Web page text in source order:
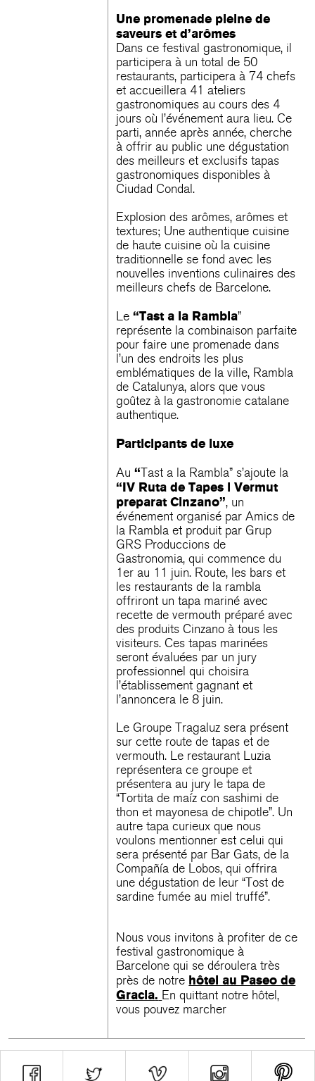
Une promenade pleine de
saveurs et d’arômes
Dans ce festival gastronomique, il
participera à un total de 50
restaurants, participera à 74 chefs
et accueillera 41 ateliers
gastronomiques au cours des 4
jours où l’événement aura lieu. Ce
parti, année après année, cherche
à offrir au public une dégustation
des meilleurs et exclusifs tapas
gastronomiques disponibles à
Ciudad Condal.
Explosion des arômes, arômes et
textures; Une authentique cuisine
de haute cuisine où la cuisine
traditionnelle se fond avec les
nouvelles inventions culinaires des
meilleurs chefs de Barcelone.
Le“Tast a la Rambla”
représente la combinaison parfaite
pour faire une promenade dans
l’un des endroits les plus
emblématiques de la ville, Rambla
de Catalunya, alors que vous
goûtez à la gastronomie catalane
authentique.
Participants de luxe
Au“Tast a la Rambla” s’ajoute la
“IV Ruta de Tapes i Vermut
preparat Cinzano”, un
événement organisé par Amics de
la Rambla et produit par Grup
GRS Produccions de
Gastronomia, qui commence du
1er au 11 juin. Route, les bars et
les restaurants de la rambla
offriront un tapa mariné avec
recette de vermouth préparé avec
des produits Cinzano à tous les
visiteurs. Ces tapas marinées
seront évaluées par un jury
professionnel qui choisira
l’établissement gagnant et
l’annoncera le 8 juin.
Le Groupe Tragaluz sera présent
sur cette route de tapas et de
vermouth. Le restaurant Luzia
représentera ce groupe et
présentera au jury le tapa de
“Tortita de maíz con sashimi de
thon et mayonesa de chipotle”. Un
autre tapa curieux que nous
voulons mentionner est celui qui
sera présenté par Bar Gats, de la
Compañía de Lobos, qui offrira
une dégustation de leur “Tost de
sardine fumée au miel truffé”.
Nous vous invitons à profiter de ce
festival gastronomique à
Barcelone qui se déroulera très
près de notre hôtel au Paseo de
Gracia. En quittant notre hôtel,
vous pouvez marcher